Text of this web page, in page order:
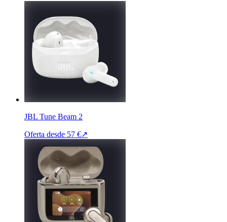
JBL Tune Beam 2
Oferta desde 57 €↗